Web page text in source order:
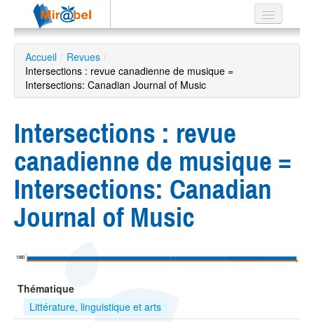
Le réseau
Soutien
Listes
Recherche
avancée
ES
Accueil / Revues /
Intersections : revue canadienne de musique =
Intersections: Canadian Journal of Music
Intersections : revue
canadienne de musique =
Intersections: Canadian
Journal of Music
1980
Thématique
Littérature, linguistique et arts